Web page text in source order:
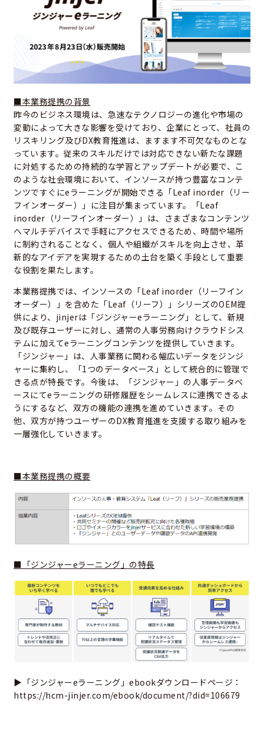
■本業務提携の背景
昨今のビジネス環境は、急速なテクノロジーの進化や市場の
変動によって大きな影響を受けており、企業にとって、社員の
リスキリング及びDX教育推進は、ますます不可欠なものとな
っています。従来のスキルだけでは対応できない新たな課題
に対処するための持続的な学習とアップデートが必要で、こ
のような社会環境において、インソースが持つ豊富なコンテ
ンツですぐにeラーニングが開始できる「Leaf inorder（リー
フインオーダー）」に注目が集まっています。「Leaf
inorder（リーフインオーダー）」は、さまざまなコンテンツ
へマルチデバイスで手軽にアクセスできるため、時間や場所
に制約されることなく、個人や組織がスキルを向上させ、革
新的なアイデアを実現するための土台を築く手段として重要
な役割を果たします。
本業務提携では、インソースの「Leaf inorder（リーフイン
オーダー）」を含めた「Leaf（リーフ）」シリーズのOEM提
供により、jinjerは「ジンジャーeラーニング」として、新規
及び既存ユーザーに対し、通常の人事労務向けクラウドシス
テムに加えてeラーニングコンテンツを提供していきます。
「ジンジャー」は、人事業務に関わる幅広いデータをジンジ
ャーに集約し、「1つのデータベース」として統合的に管理で
きる点が特長です。今後は、「ジンジャー」の人事データベ
ースにてeラーニングの研修履歴をシームレスに連携できるよ
うにするなど、双方の機能の連携を進めていきます。その
他、双方が持つユーザーのDX教育推進を支援する取り組みを
一層強化していきます。
■本業務提携の概要
■「ジンジャーeラーニング」の特長
▶「ジンジャーeラーニング」ebookダウンロードページ：
https://hcm-jinjer.com/ebook/document/?did=106679